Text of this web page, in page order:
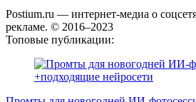
Postium.ru — интернет-медиа о
рекламе. © 2016–2023
Топовые публикации: